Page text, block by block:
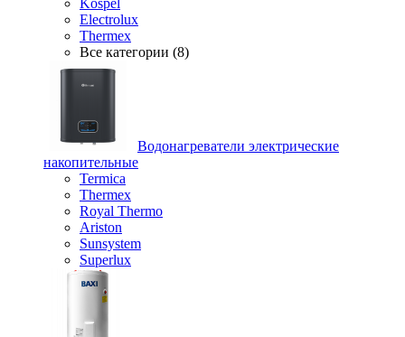
Kospel
Electrolux
Thermex
Все категории (8)
Водонагреватели электрические
накопительные
Termica
Thermex
Royal Thermo
Ariston
Sunsystem
Superlux